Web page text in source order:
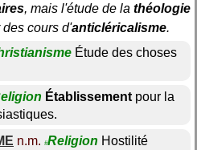
, mais l'étude de la théologie
cours d'anticléricalisme.
Étude des choses
Établissement pour la
n.m. #Religion Hostilité